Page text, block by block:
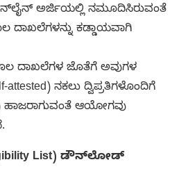
ಅರ್ಜಿಯಲ್ಲಿ ನಮೂದಿಸಿರುವಂತೆ
ದಾಖಲೆಗಳನ್ನು ಕಡ್ಡಾಯವಾಗಿ
ದಾಖಲೆಗಳ ಜೊತೆಗೆ ಅವುಗಳ
attested) ನಕಲು ದ್ವಿಪ್ರತಿಗಳೊಂದಿಗೆ
ಹಾಜರಾಗುವಂತೆ ಆಯೋಗವು
List) ಡೌನ್‌ಲೋಡ್